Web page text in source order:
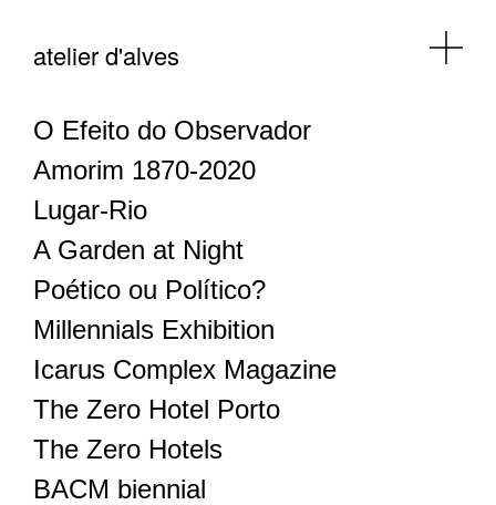
atelier d'alves
O Efeito do Observador
Amorim 1870-2020
Lugar-Rio
A Garden at Night
Poético ou Político?
Millennials Exhibition
Icarus Complex Magazine
The Zero Hotel Porto
The Zero Hotels
BACM biennial